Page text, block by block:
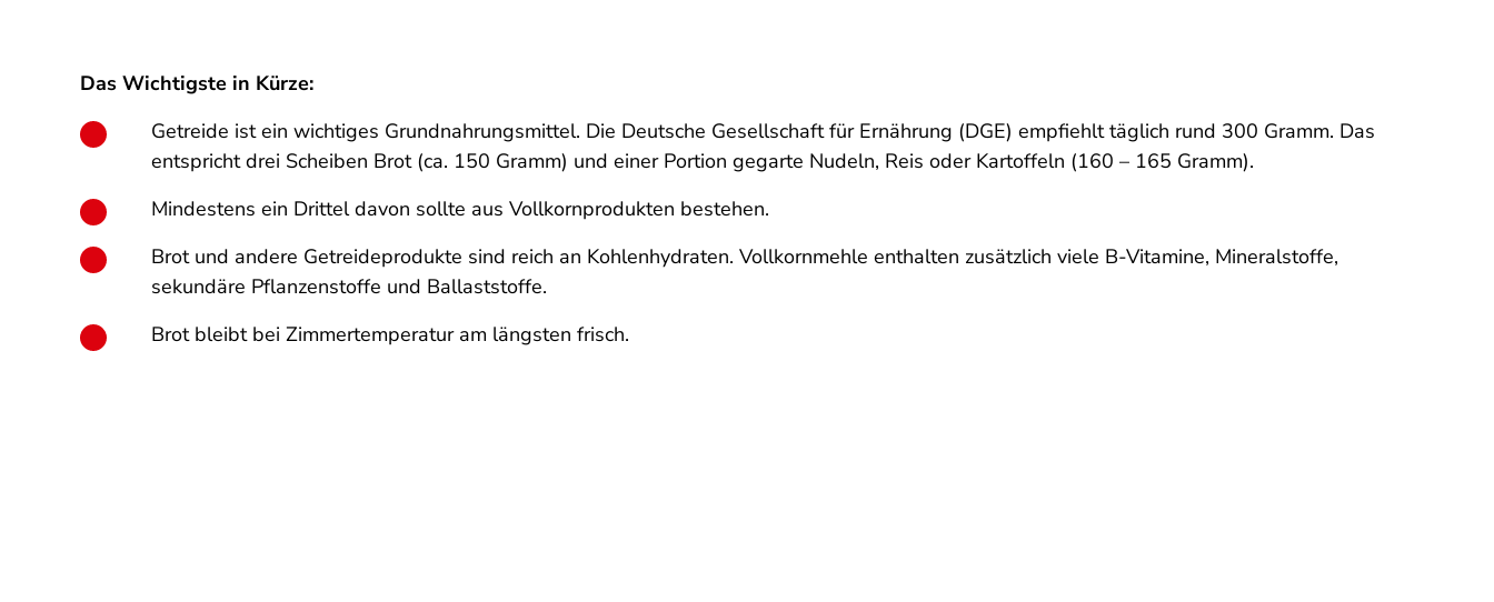
Das Wichtigste in Kürze:
Getreide ist ein wichtiges Grundnahrungsmittel. Die Deutsche Gesellschaft für Ernährung (DGE) empfiehlt täglich rund 300 Gramm. Das
entspricht drei Scheiben Brot (ca. 150 Gramm) und einer Portion gegarte Nudeln, Reis oder Kartoffeln (160 – 165 Gramm).
Mindestens ein Drittel davon sollte aus Vollkornprodukten bestehen.
Brot und andere Getreideprodukte sind reich an Kohlenhydraten. Vollkornmehle enthalten zusätzlich viele B-Vitamine, Mineralstoffe,
sekundäre Pflanzenstoffe und Ballaststoffe.
Brot bleibt bei Zimmertemperatur am längsten frisch.